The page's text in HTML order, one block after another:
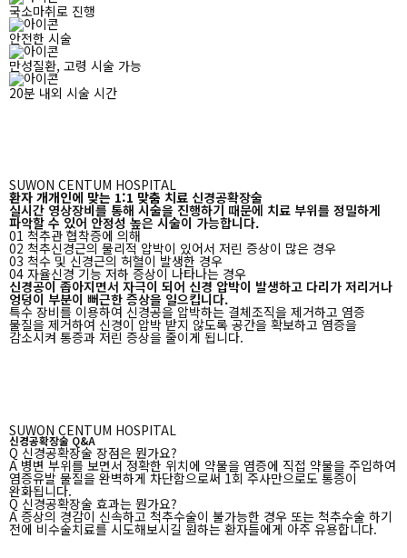
국소마취로 진행
안전한 시술
만성질환, 고령 시술 가능
20분 내외 시술 시간
SUWON CENTUM HOSPITAL
환자 개개인에 맞는 1:1 맞춤 치료 신경공확장술
실시간 영상장비를 통해 시술을 진행하기 때문에 치료 부위를 정밀하게
파악할 수 있어 안정성 높은 시술이 가능합니다.
01 척추관 협착증에 의해
02 척추신경근의 물리적 압박이 있어서 저린 증상이 많은 경우
03 척수 및 신경근의 허혈이 발생한 경우
04 자율신경 기능 저하 증상이 나타나는 경우
신경공이 좁아지면서 자극이 되어 신경 압박이 발생하고 다리가 저리거나
엉덩이 부분이 뻐근한 증상을 일으킵니다.
특수 장비를 이용하여 신경공을 압박하는 결체조직을 제거하고 염증
물질을 제거하여 신경이 압박 받지 않도록 공간을 확보하고 염증을
감소시켜 통증과 저린 증상을 줄이게 됩니다.
SUWON CENTUM HOSPITAL
신경공확장술Q&A
Q 신경공확장술 장점은 뭔가요?
A 병변 부위를 보면서 정확한 위치에 약물을 염증에 직접 약물을 주입하여
염증유발 물질을 완벽하게 차단함으로써 1회 주사만으로도 통증이
완화됩니다.
Q 신경공확장술 효과는 뭔가요?
A 증상의 경감이 신속하고 척추수술이 불가능한 경우 또는 척추수술 하기
전에 비수술치료를 시도해보시길 원하는 환자들에게 아주 유용합니다.